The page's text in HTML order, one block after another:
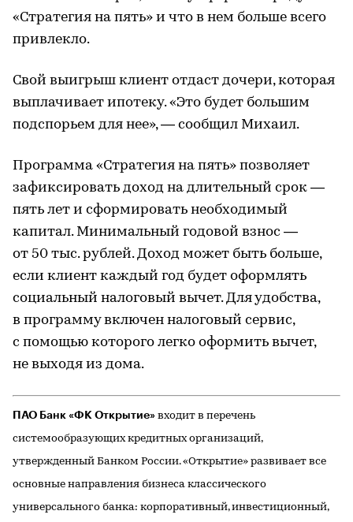
«Стратегия на пять» и что в нем больше всего
привлекло.
Свой выигрыш клиент отдаст дочери, которая
выплачивает ипотеку. «Это будет большим
подспорьем для нее», — сообщил Михаил.
Программа «Стратегия на пять» позволяет
зафиксировать доход на длительный срок —
пять лет и сформировать необходимый
капитал. Минимальный годовой взнос —
от 50 тыс. рублей. Доход может быть больше,
если клиент каждый год будет оформлять
социальный налоговый вычет. Для удобства,
в программу включен налоговый сервис,
с помощью которого легко оформить вычет,
не выходя из дома.
ПАО Банк «ФК Открытие» входит в перечень
системообразующих кредитных организаций,
утвержденный Банком России. «Открытие» развивает все
основные направления бизнеса классического
универсального банка: корпоративный, инвестиционный,